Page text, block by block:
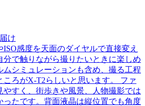
け
感度を天面のダイヤルで直接変え
分で触りながら撮りたいときに楽しめ
ムシミュレーションも含め、撮る工程
ころがX-T2らしいと思います。 ファ
やすく、街歩きや風景、人物撮影では
ったです。背面液晶は縦位置でも角度